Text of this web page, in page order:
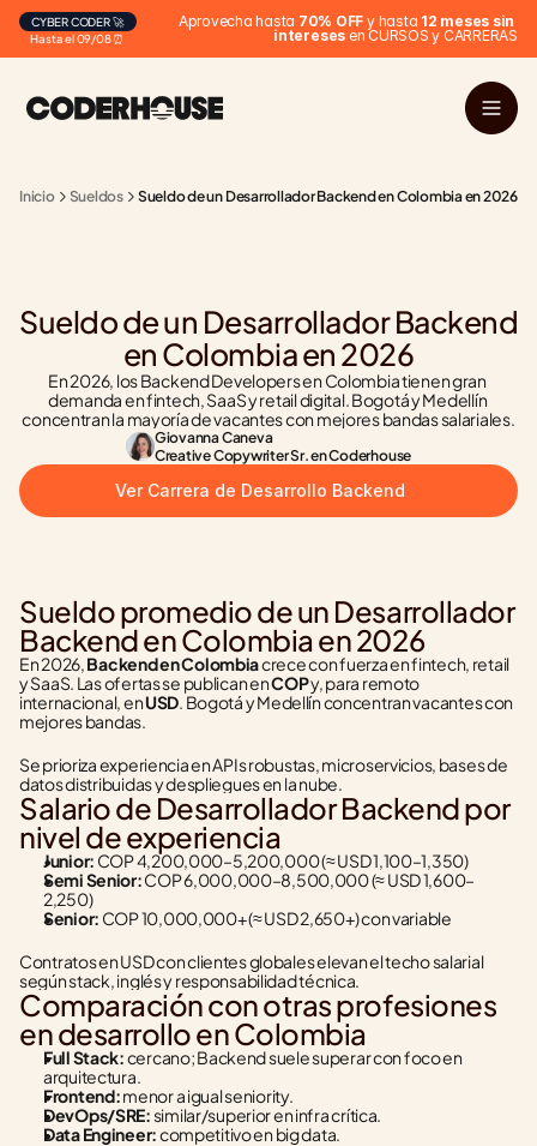
Hasta el 09/08 ⏰
CYBER CODER 🚀 Aprovecha hasta 70% OFF y hasta 12 meses sin
intereses en CURSOS y CARRERAS
Inicio Sueldos Sueldo de un Desarrollador Backend en Colombia en 2026
Sueldo de un Desarrollador Backend
en Colombia en 2026
En 2026, los Backend Developers en Colombia tienen gran
demanda en fintech, SaaS y retail digital. Bogotá y Medellín
concentran la mayoría de vacantes con mejores bandas salariales.
Giovanna Caneva
Creative Copywriter Sr. en Coderhouse
Ver Carrera de Desarrollo Backend
Sueldo promedio de un Desarrollador
Backend en Colombia en 2026
En 2026, Backend en Colombia crece con fuerza en fintech, retail
y SaaS. Las ofertas se publican en COP y, para remoto
internacional, en USD. Bogotá y Medellín concentran vacantes con
mejores bandas.
Se prioriza experiencia en APIs robustas, microservicios, bases de
datos distribuidas y despliegues en la nube.
Salario de Desarrollador Backend por
nivel de experiencia
Junior: COP 4,200,000–5,200,000 (≈ USD 1,100–1,350)
Semi Senior: COP 6,000,000–8,500,000 (≈ USD 1,600–
2,250)
Senior: COP 10,000,000+ (≈ USD 2,650+) con variable
Contratos en USD con clientes globales elevan el techo salarial
según stack, inglés y responsabilidad técnica.
Comparación con otras profesiones
en desarrollo en Colombia
Full Stack: cercano; Backend suele superar con foco en
arquitectura.
Frontend: menor a igual seniority.
DevOps/SRE: similar/superior en infra crítica.
Data Engineer: competitivo en big data.